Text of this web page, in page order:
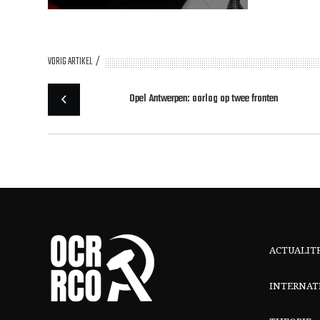
VORIG ARTIKEL
Opel Antwerpen: oorlog op twee fronten